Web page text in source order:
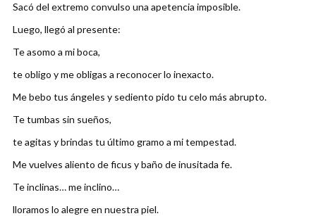
Sacó del extremo convulso una apetencia imposible.
Luego, llegó al presente:
Te asomo a mi boca,
te obligo y me obligas a reconocer lo inexacto.
Me bebo tus ángeles y sediento pido tu celo más abrupto.
Te tumbas sin sueños,
te agitas y brindas tu último gramo a mi tempestad.
Me vuelves aliento de ficus y baño de inusitada fe.
Te inclinas… me inclino…
lloramos lo alegre en nuestra piel.